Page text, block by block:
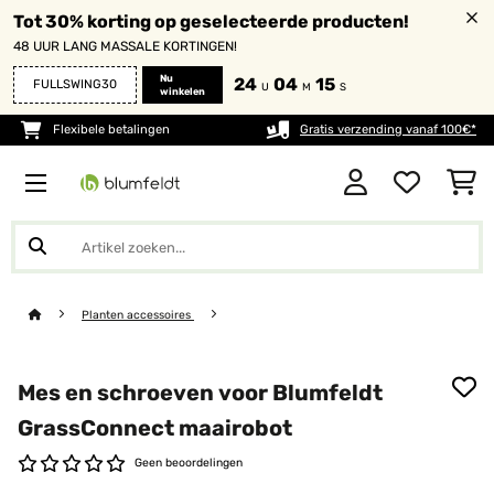
Tot 30% korting op geselecteerde producten!
48 UUR LANG MASSALE KORTINGEN!
FULLSWING30
Nu
winkelen
24 U 04 M 14 S
Flexibele betalingen Gratis verzending vanaf 100€*
Planten accessoires
Mes en schroeven voor Blumfeldt
GrassConnect maairobot
Geen beoordelingen